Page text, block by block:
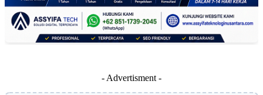
- Advertisment -